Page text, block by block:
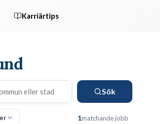
Karriärtips
Sök
1matchande jobb